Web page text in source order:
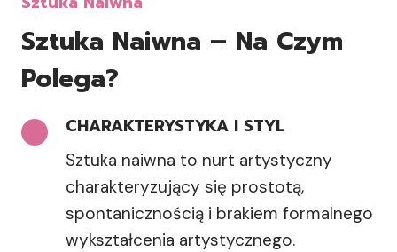
Sztuka Naiwna – Na Czym
Polega?
CHARAKTERYSTYKA I STYL
Sztuka naiwna to nurt artystyczny
charakteryzujący się prostotą,
spontanicznością i brakiem formalnego
wykształcenia artystycznego.